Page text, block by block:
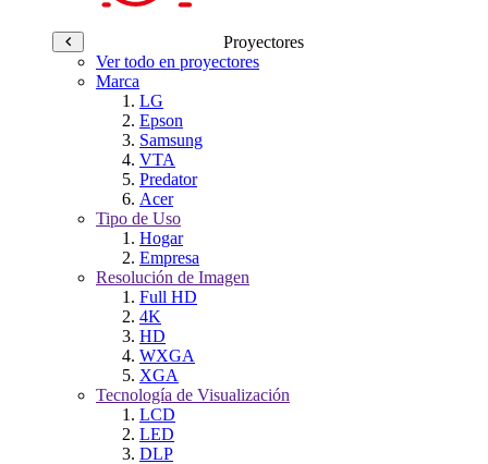
Proyectores
Ver todo en proyectores
Marca
LG
Epson
Samsung
VTA
Predator
Acer
Tipo de Uso
Hogar
Empresa
Resolución de Imagen
Full HD
4K
HD
WXGA
XGA
Tecnología de Visualización
LCD
LED
DLP